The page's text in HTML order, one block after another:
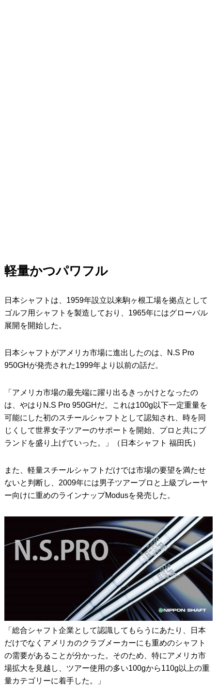
軽量かつパワフル
日本シャフトは、1959年設立以来駒ヶ根工場を拠点として
ゴルフ用シャフトを製造しており、1965年にはグローバル
展開を開始した。
日本シャフトがアメリカ市場に進出したのは、N.S Pro
950GHが発売された1999年より以前の話だ。
「アメリカ市場の最先端に躍り出るきっかけとなったの
は、やはりN.S Pro 950GHだ。これは100g以下一定重量を
可能にした初のスチールシャフトとして認知され、時を同
じくして世界女子ツアーのサポートを開始、プロと共にブ
ランドを盛り上げていった。」（日本シャフト 福田氏）
また、軽量スチールシャフトだけでは市場の要望を満たせ
ないと判断し、2009年には男子ツアープロと上級プレーヤ
ー向けに重めのラインナップModusを発売した。
「総合シャフト企業として認識してもらうにあたり、日本
だけでなくアメリカのクラブメーカーにも重めのシャフト
の需要があることが分かった。そのため、特にアメリカ市
場拡大を見越し、ツアー使用の多い100gから110g以上の重
量カテゴリーに着手した。」